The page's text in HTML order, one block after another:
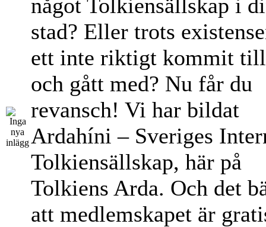
något Tolkiensällskap i
stad? Eller trots
ett inte riktigt kommit
och gått med? Nu får du
revansch! Vi har bildat
Ardahíni – Sveriges
Tolkiensällskap, här på
Tolkiens Arda. Och det
att medlemskapet är